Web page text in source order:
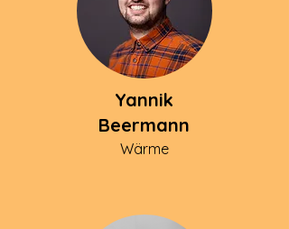
Yannik
Beermann
Wärme